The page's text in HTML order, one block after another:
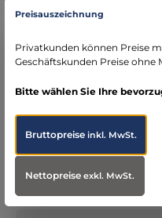
schneller Versand
Bereich
Beschreibung
Ein Guedel-Tubus besteht
Plastikrohr, das auf der
(Schi…
Preisauszeichnung
Privatkunden können Preise
Geschäftskunden Preise ohne
Bitte wählen Sie Ihre
Bruttopreiseinkl. MwSt.
Nettopreiseexkl. MwSt.